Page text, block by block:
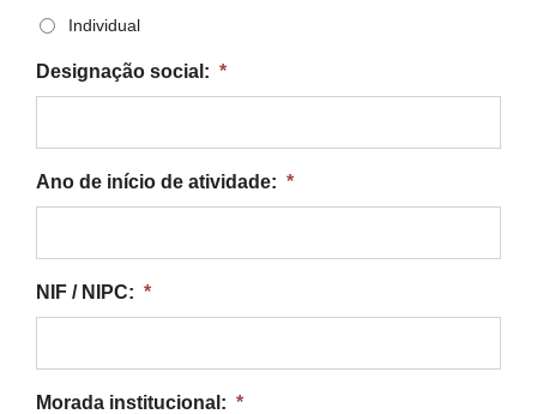
Individual
Designação social: *
Ano de início de atividade: *
NIF / NIPC: *
Morada institucional: *